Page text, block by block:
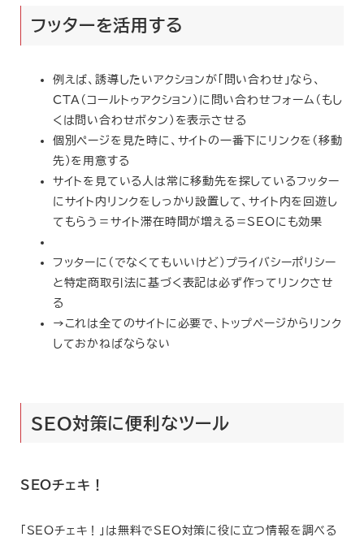
フッターを活用する
例えば、誘導したいアクションが「問い合わせ」なら、
CTA（コールトゥアクション）に問い合わせフォーム（もし
くは問い合わせボタン）を表示させる
個別ページを見た時に、サイトの一番下にリンクを（移動
先）を用意する
サイトを見ている人は常に移動先を探しているフッター
にサイト内リンクをしっかり設置して、サイト内を回遊し
てもらう＝サイト滞在時間が増える＝SEOにも効果
フッターに（でなくてもいいけど）プライバシーポリシー
と特定商取引法に基づく表記は必ず作ってリンクさせ
る
→これは全てのサイトに必要で、トップページからリンク
しておかねばならない
SEO対策に便利なツール
SEOチェキ！
「SEOチェキ！」は無料でSEO対策に役に立つ情報を調べる